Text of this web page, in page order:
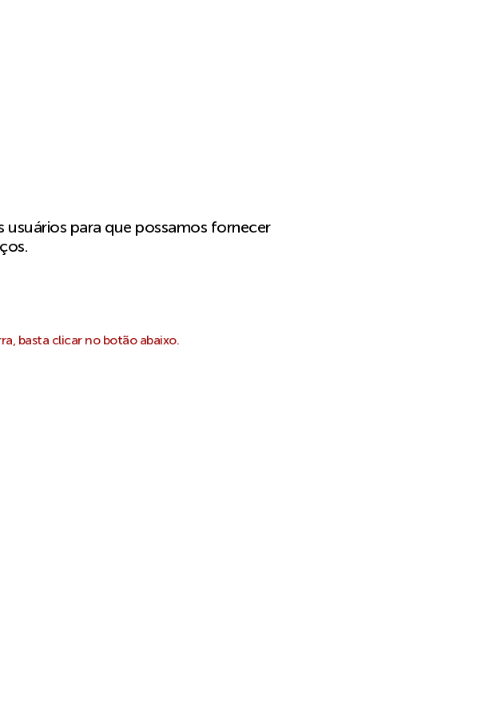
para que possamos fornecer
basta clicar no botão abaixo.